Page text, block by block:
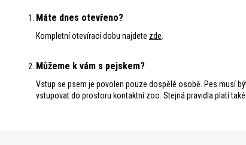
Máte dnes otevřeno?
Kompletní otevírací dobu najdete zde
Můžeme k vám s pejskem?
Vstup se psem je povolen pouze dospělé osobě. Pes musí
vstupovat do prostoru kontaktní zoo. Stejná pravidla platí